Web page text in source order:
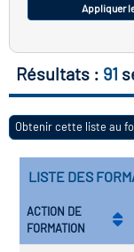
Appliquer
Résultats : 91
Obtenir cette liste au
LISTE DES
ACTION DE
FORMATION